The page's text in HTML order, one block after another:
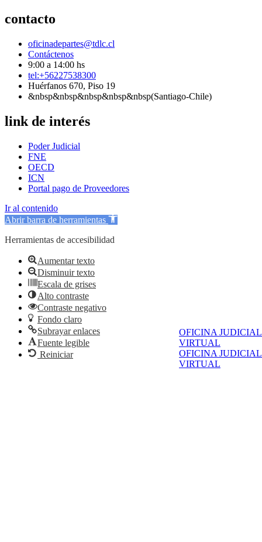
OFICINA JUDICIAL
VIRTUAL
OFICINA JUDICIAL
VIRTUAL
contacto
oficinadepartes@tdlc.cl
Contáctenos
9:00 a 14:00 hs
tel:+56227538300
Huérfanos 670, Piso 19
&nbsp&nbsp&nbsp&nbsp&nbsp(Santiago-Chile)
link de interés
Poder Judicial
FNE
OECD
ICN
Portal pago de Proveedores
Ir al contenido
Abrir barra de herramientas
Herramientas de accesibilidad
Aumentar texto
Disminuir texto
Escala de grises
Alto contraste
Contraste negativo
Fondo claro
Subrayar enlaces
Fuente legible
Reiniciar